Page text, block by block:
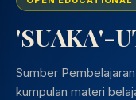
'SUAKA'-
Sumber
kumpulan materi